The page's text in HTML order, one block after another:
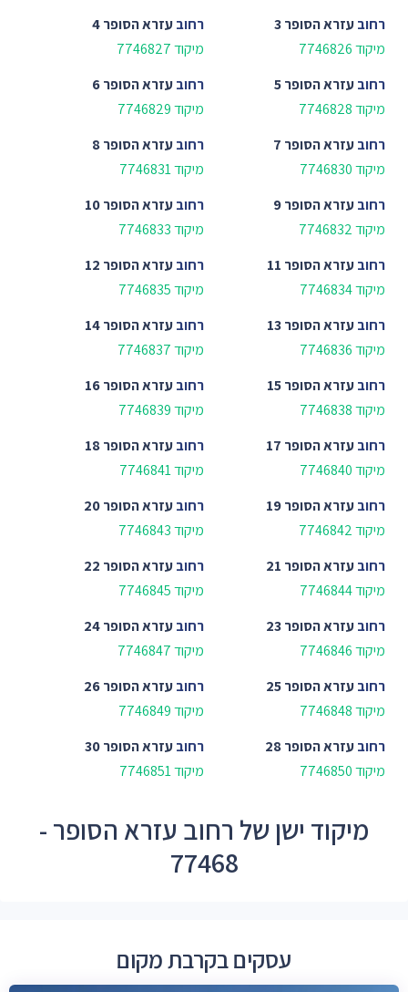
רחובעזרא הסופר 3
מיקוד 7746826
רחובעזרא הסופר 4
מיקוד 7746827
רחובעזרא הסופר 5
מיקוד 7746828
רחובעזרא הסופר 6
מיקוד 7746829
רחובעזרא הסופר 7
מיקוד 7746830
רחובעזרא הסופר 8
מיקוד 7746831
רחובעזרא הסופר 9
מיקוד 7746832
רחובעזרא הסופר 10
מיקוד 7746833
רחובעזרא הסופר 11
מיקוד 7746834
רחובעזרא הסופר 12
מיקוד 7746835
רחובעזרא הסופר 13
מיקוד 7746836
רחובעזרא הסופר 14
מיקוד 7746837
רחובעזרא הסופר 15
מיקוד 7746838
רחובעזרא הסופר 16
מיקוד 7746839
רחובעזרא הסופר 17
מיקוד 7746840
רחובעזרא הסופר 18
מיקוד 7746841
רחובעזרא הסופר 19
מיקוד 7746842
רחובעזרא הסופר 20
מיקוד 7746843
רחובעזרא הסופר 21
מיקוד 7746844
רחובעזרא הסופר 22
מיקוד 7746845
רחובעזרא הסופר 23
מיקוד 7746846
רחובעזרא הסופר 24
מיקוד 7746847
רחובעזרא הסופר 25
מיקוד 7746848
רחובעזרא הסופר 26
מיקוד 7746849
רחובעזרא הסופר 28
מיקוד 7746850
רחובעזרא הסופר 30
מיקוד 7746851
מיקוד ישן של רחוב עזרא הסופר -
77468
עסקים בקרבת מקום